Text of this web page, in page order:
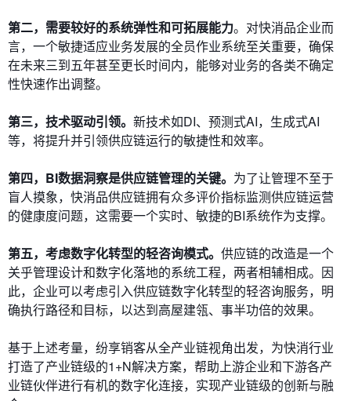
第二，需要较好的系统弹性和可拓展能力。对快消品企业而
言，一个敏捷适应业务发展的全员作业系统至关重要，确保
在未来三到五年甚至更长时间内，能够对业务的各类不确定
性快速作出调整。
第三，技术驱动引领。 新技术如DI、预测式AI，生成式AI
等，将提升并引领供应链运行的敏捷性和效率。
第四，BI数据洞察是供应链管理的关键。 为了让管理不至于
盲人摸象，快消品供应链拥有众多评价指标监测供应链运营
的健康度问题，这需要一个实时、敏捷的BI系统作为支撑。
第五，考虑数字化转型的轻咨询模式。 供应链的改造是一个
关乎管理设计和数字化落地的系统工程，两者相辅相成。因
此，企业可以考虑引入供应链数字化转型的轻咨询服务，明
确执行路径和目标，以达到高屋建瓴、事半功倍的效果。
基于上述考量，纷享销客从全产业链视角出发，为快消行业
打造了产业链级的1+N解决方案，帮助上游企业和下游各产
业链伙伴进行有机的数字化连接，实现产业链级的创新与融